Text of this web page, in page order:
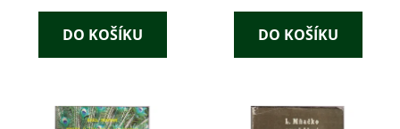
DO KOŠÍKU DO KOŠÍKU